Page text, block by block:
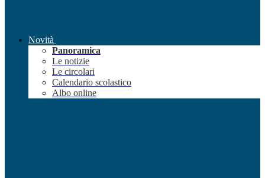
Novità
Panoramica
Le notizie
Le circolari
Calendario scolastico
Albo online